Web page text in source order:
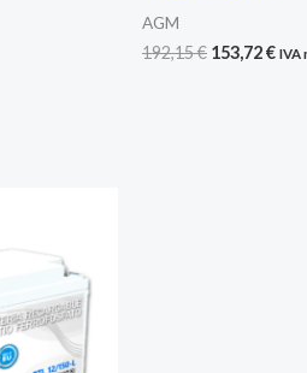
AGM
192,15€ El
153,72€ElIVA